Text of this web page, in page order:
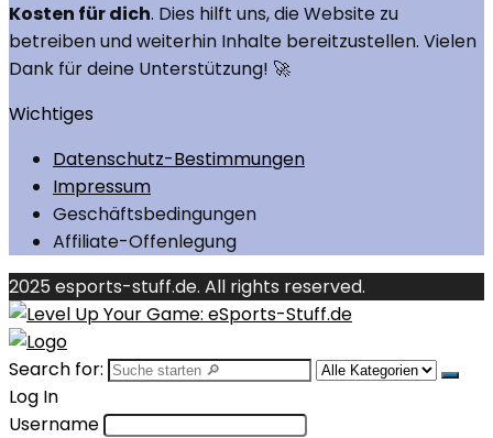
Kosten für dich. Dies hilft uns, die Website zu
betreiben und weiterhin Inhalte bereitzustellen. Vielen
Dank für deine Unterstützung! 🚀
Wichtiges
Datenschutz-Bestimmungen
Impressum
Geschäftsbedingungen
Affiliate-Offenlegung
2025 esports-stuff.de. All rights reserved.
Search for:
Log In
Username